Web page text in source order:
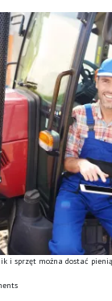
i sprzęt można dostać